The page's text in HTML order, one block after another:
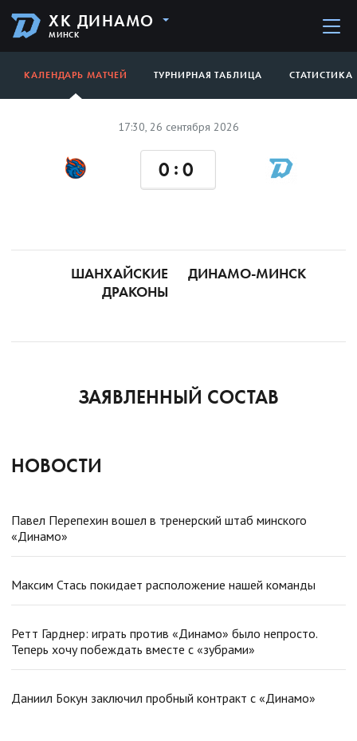
ХК ДИНАМО
МИНСК
КАЛЕНДАРЬ МАТЧЕЙ ТУРНИРНАЯ ТАБЛИЦА СТАТИСТИКА
17:30, 26 сентября 2026
ШАНХАЙСКИЕ
ДРАКОНЫ
0 :0
ДИНАМО-МИНСК
ЗАЯВЛЕННЫЙ СОСТАВ
НОВОСТИ
Павел Перепехин вошел в тренерский штаб минского
«Динамо»
Максим Стась покидает расположение нашей команды
Ретт Гарднер: играть против «Динамо» было непросто.
Теперь хочу побеждать вместе с «зубрами»
Даниил Бокун заключил пробный контракт с «Динамо»